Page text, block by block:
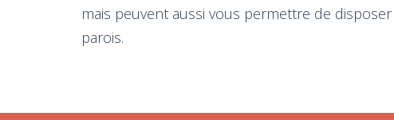
mais peuvent aussi vous permettre de
parois.